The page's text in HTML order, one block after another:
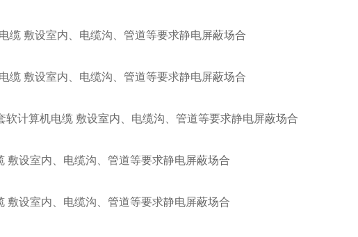
缆 敷设室内、电缆沟、管道等要求静电屏蔽场合
缆 敷设室内、电缆沟、管道等要求静电屏蔽场合
计算机电缆 敷设室内、电缆沟、管道等要求静电屏蔽场合
敷设室内、电缆沟、管道等要求静电屏蔽场合
敷设室内、电缆沟、管道等要求静电屏蔽场合